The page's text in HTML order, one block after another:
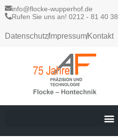
info@flocke-wupperhof.de
Rufen Sie uns an! 0212 - 81 40 38
DatenschutzImpressumKontakt